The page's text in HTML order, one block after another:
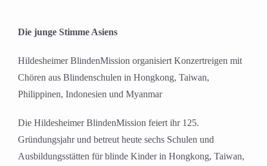
Die junge Stimme Asiens
Hildesheimer BlindenMission organisiert Konzertreigen mit
Chören aus Blindenschulen in Hongkong, Taiwan,
Philippinen, Indonesien und Myanmar
Die Hildesheimer BlindenMission feiert ihr 125.
Gründungsjahr und betreut heute sechs Schulen und
Ausbildungsstätten für blinde Kinder in Hongkong, Taiwan,